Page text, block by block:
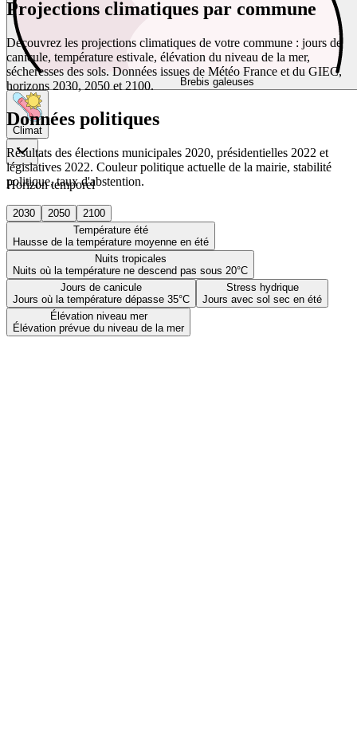
Brebis galeuses
Climat
Horizon temporel
2030 2050
2100
Température été
Hausse de la température moyenne en été
Nuits tropicales
Nuits où la température ne descend pas sous 20°C
Jours de canicule
Jours où la température dépasse 35°C
Stress hydrique
Jours avec sol sec en été
Élévation niveau mer
Élévation prévue du niveau de la mer
Projections climatiques par commune
Découvrez les projections climatiques de votre commune : jours de
canicule, température estivale, élévation du niveau de la mer,
sécheresses des sols. Données issues de Météo France et du GIEC,
horizons 2030, 2050 et 2100.
Données politiques
Résultats des élections municipales 2020, présidentielles 2022 et
législatives 2022. Couleur politique actuelle de la mairie, stabilité
politique, taux d'abstention.